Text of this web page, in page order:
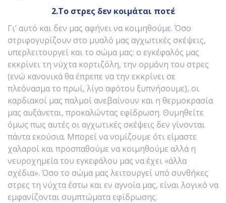
2.Το στρες δεν κοιμάται ποτέ
Γι’ αυτό και δεν μας αφήνει να κοιμηθούμε. Όσο
στριφογυρίζουν στο μυαλό μας αγχωτικές σκέψεις,
υπερλειτουργεί και το σώμα μας: ο εγκέφαλός μας
εκκρίνει τη νύχτα κορτιζόλη, την ορμόνη του στρες
(ενώ κανονικά θα έπρεπε να την εκκρίνει σε
πλεόνασμα το πρωί, λίγο αφότου ξυπνήσουμε), οι
καρδιακοί μας παλμοί ανεβαίνουν και η θερμοκρασία
μας αυξάνεται, προκαλώντας εφίδρωση. Θυμηθείτε
όμως πως αυτές οι αγχωτικές σκέψεις δεν γίνονται
πάντα εκούσια. Μπορεί να νομίζουμε ότι είμαστε
χαλαροί και προσπαθούμε να κοιμηθούμε αλλά η
νευροχημεία του εγκεφάλου μας να έχει «άλλα
σχέδια». Όσο το σώμα μας λειτουργεί υπό συνθήκες
στρες τη νύχτα έστω και εν αγνοία μας, είναι λογικό να
εμφανίζονται συμπτώματα εφίδρωσης.